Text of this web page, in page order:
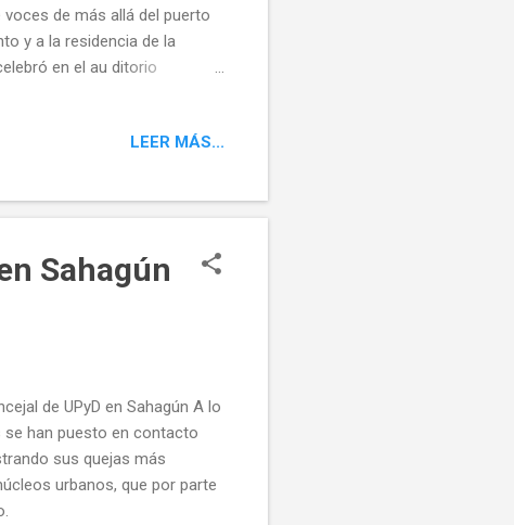
de más allá del puerto
y a la residencia de la
en el au ditorio
en los que practicó,
que durante el acto le
LEER MÁS...
Sahagún
de UPyD en Sahagún A lo
han puesto en contacto
sus quejas más
urbanos, que por parte